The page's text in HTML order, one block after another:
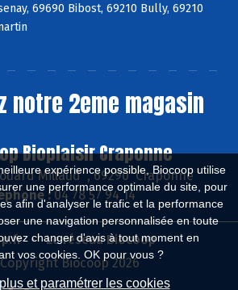
expérience possible, Biocoop utilise
une performance optimale du site, pour
afin d'analyser le trafic et la performance
une navigation personnalisée en toute
changer d'avis à tout moment en
vos cookies. OK pour vous ?
et paramétrer les cookies
69690 Bibost, 69210 Bully, 69210
notre 2eme magasin
Bioplaisir Craponne
Millaud , 69290 Craponne
:04 78 57 94 14
Le réseau Biocoop
Copyright Biocoop 2026